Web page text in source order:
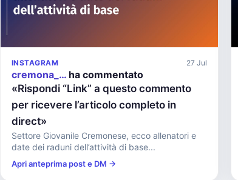
INSTAGRAM 27 Jul
cremona_… ha commentato
«Rispondi “Link” a questo commento
per ricevere l’articolo completo in
direct»
Settore Giovanile Cremonese, ecco allenatori e
date dei raduni dell’attività di base...
Apri anteprima post e DM →